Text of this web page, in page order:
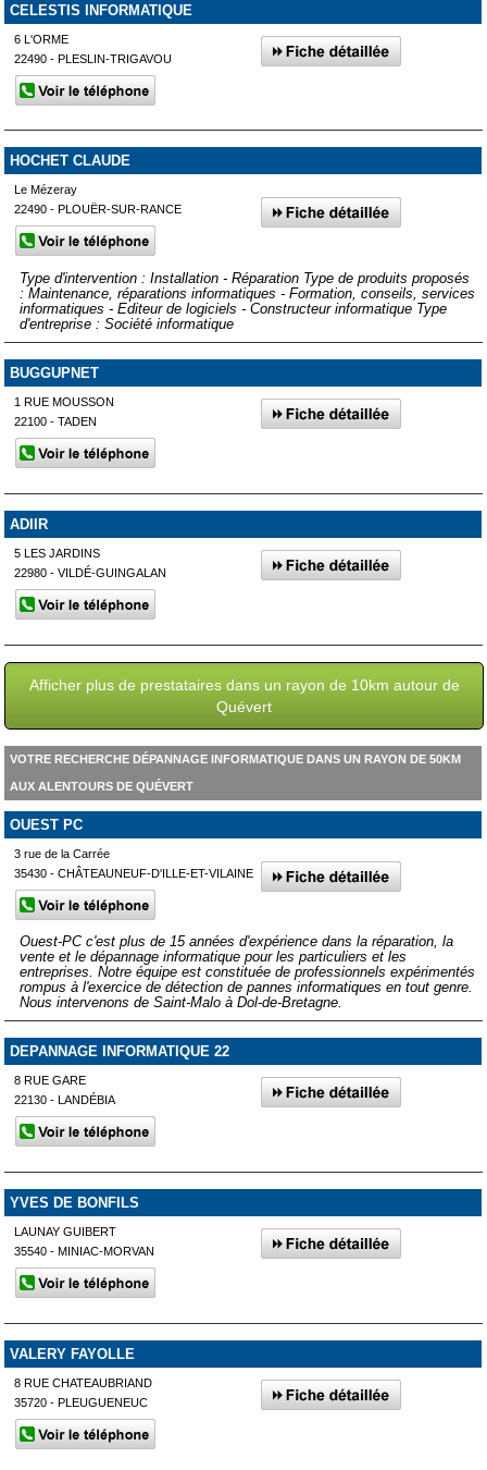
CELESTIS INFORMATIQUE
6 L'ORME
22490 - PLESLIN-TRIGAVOU
HOCHET CLAUDE
Le Mézeray
22490 - PLOUËR-SUR-RANCE
Type d'intervention : Installation - Réparation Type de produits proposés
: Maintenance, réparations informatiques - Formation, conseils, services
informatiques - Editeur de logiciels - Constructeur informatique Type
d'entreprise : Société informatique
BUGGUPNET
1 RUE MOUSSON
22100 - TADEN
ADIIR
5 LES JARDINS
22980 - VILDÉ-GUINGALAN
Afficher plus de prestataires dans un rayon de 10km autour de
Quévert
VOTRE RECHERCHE DÉPANNAGE INFORMATIQUE DANS UN RAYON DE 50KM
AUX ALENTOURS DE QUÉVERT
OUEST PC
3 rue de la Carrée
35430 - CHÂTEAUNEUF-D'ILLE-ET-VILAINE
Ouest-PC c'est plus de 15 années d'expérience dans la réparation, la
vente et le dépannage informatique pour les particuliers et les
entreprises. Notre équipe est constituée de professionnels expérimentés
rompus à l'exercice de détection de pannes informatiques en tout genre.
Nous intervenons de Saint-Malo à Dol-de-Bretagne.
DEPANNAGE INFORMATIQUE 22
8 RUE GARE
22130 - LANDÉBIA
YVES DE BONFILS
LAUNAY GUIBERT
35540 - MINIAC-MORVAN
VALERY FAYOLLE
8 RUE CHATEAUBRIAND
35720 - PLEUGUENEUC